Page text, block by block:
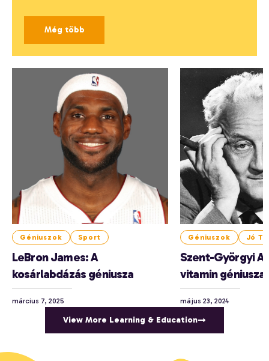
Még több
Géniuszok Sport
LeBron James: A
kosárlabdázás géniusza
március 7, 2025
Géniuszok Jó
Szent-Györgyi
vitamin géniusza
május 23, 2024
View More Learning & Education